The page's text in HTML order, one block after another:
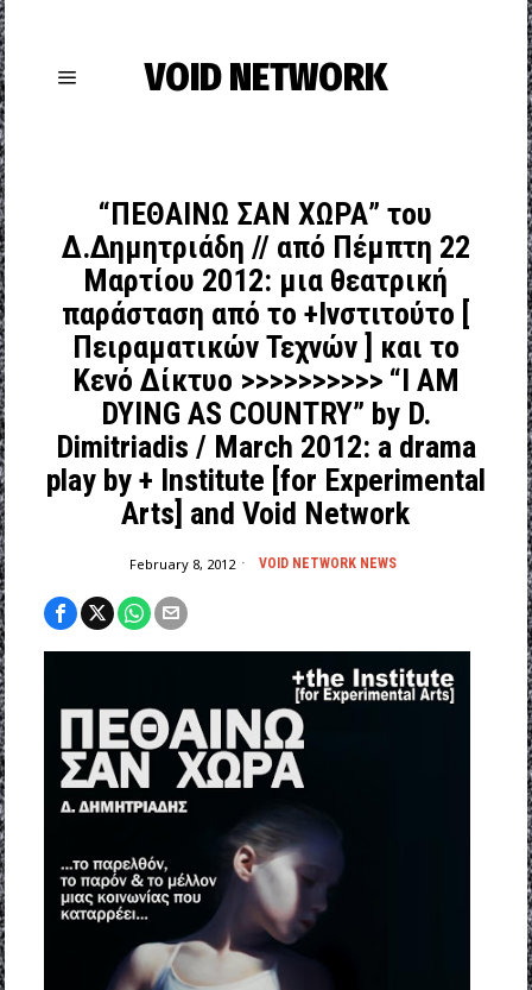
VOID NETWORK
“ΠΕΘΑΙΝΩ ΣΑN ΧΩΡΑ” του
Δ.Δημητριάδη // από Πέμπτη 22
Μαρτίου 2012: μια θεατρική
παράσταση από το +Ινστιτούτο [
Πειραματικών Τεχνών ] και το
Κενό Δίκτυο >>>>>>>>>> “Ι ΑΜ
DYING AS COUNTRY” by D.
Dimitriadis / Μarch 2012: a drama
play by + Institute [for Experimental
Arts] and Void Network
February 8, 2012 VOID NETWORK NEWS